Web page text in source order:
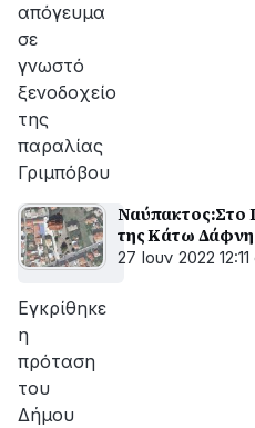
απόγευμα
σε
γνωστό
ξενοδοχείο
της
παραλίας
Γριμπόβου
Ναύπακτος:Στο
της Κάτω
27 Ιουν 2022 12:11
Eγκρίθηκε
η
πρόταση
του
Δήμου